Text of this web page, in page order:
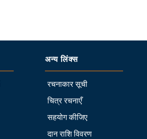
अन्य लिंक्स
रचनाकार सूची
चित्र रचनाएँ
सहयोग कीजिए
दान राशि विवरण